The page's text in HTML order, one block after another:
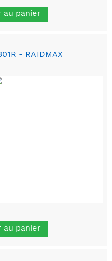
au panier
- RAIDMAX
au panier